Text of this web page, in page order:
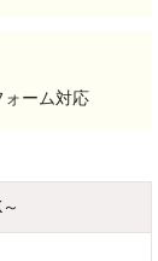
ォーム対応